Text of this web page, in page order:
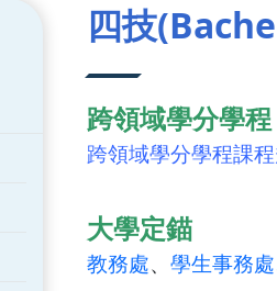
四技
跨領域學分學程
跨領域學分學程課
大學定錨
教務處、 學生事務處